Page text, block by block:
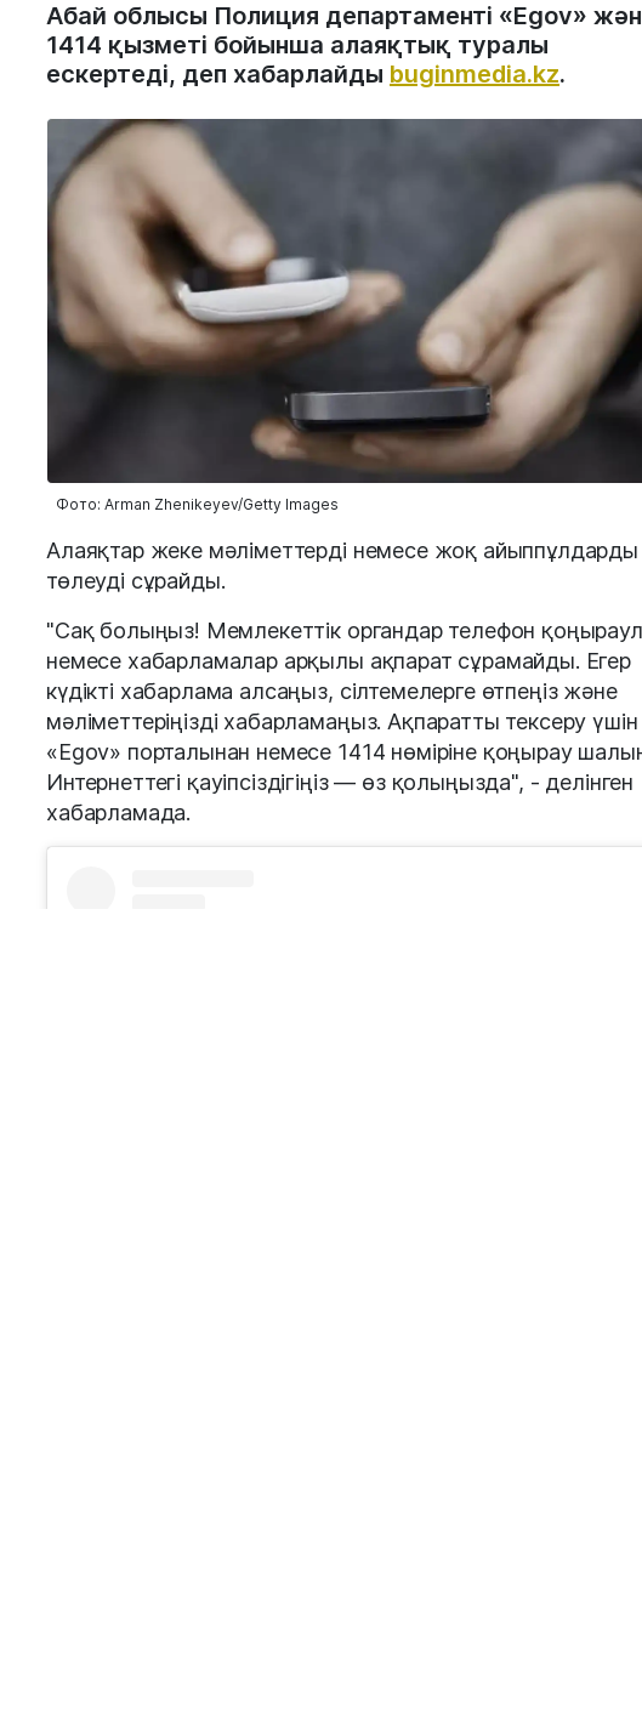
Абай облысы Полиция департаменті «Egov»
1414 қызметі бойынша алаяқтық туралы
ескертеді, деп хабарлайды buginmedia.kz.
Фото: Arman Zhenikeyev/Getty Images
Алаяқтар жеке мәліметтерді немесе жоқ айыппұлдарды
төлеуді сұрайды.
"Сақ болыңыз! Мемлекеттік органдар телефон
немесе хабарламалар арқылы ақпарат сұрамайды. Егер
күдікті хабарлама алсаңыз, сілтемелерге өтпеңіз және
мәліметтеріңізді хабарламаңыз. Ақпаратты тексеру үшін
«Egov» порталынан немесе 1414 нөміріне қоңырау
Интернеттегі қауіпсіздігіңіз — өз қолыңызда", - делінген
хабарламада.